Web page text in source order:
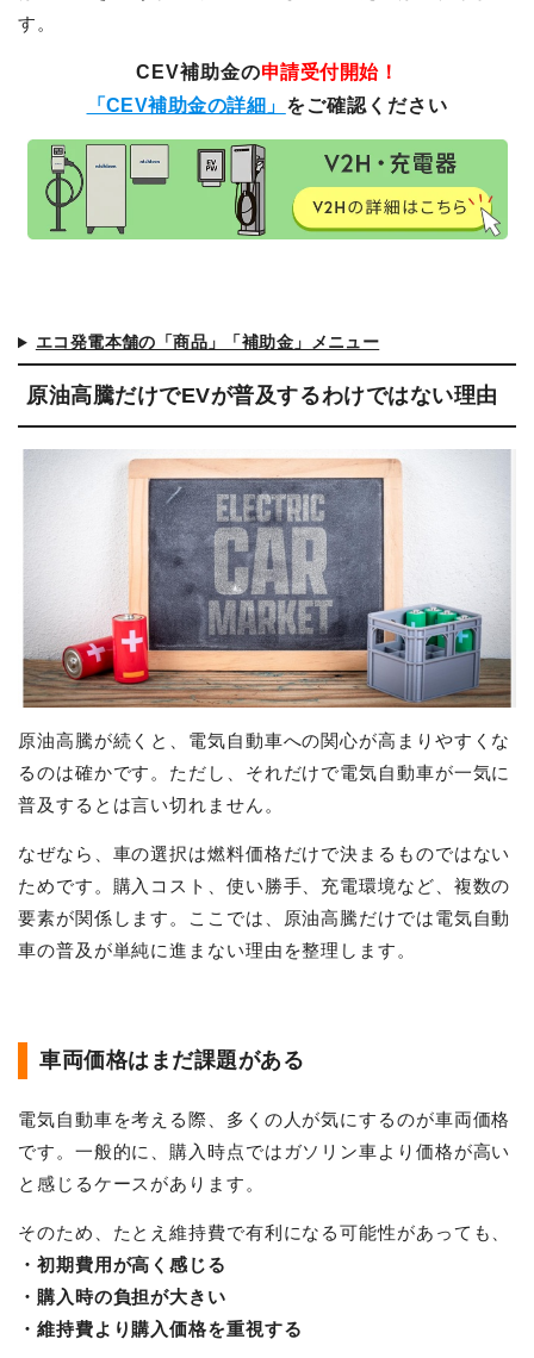
す。
CEV補助金の申請受付開始！
「CEV補助金の詳細」 をご確認ください
エコ発電本舗の「商品」「補助金」メニュー
原油高騰だけでEVが普及するわけではない理由
原油高騰が続くと、電気自動車への関心が高まりやすくな
るのは確かです。ただし、それだけで電気自動車が一気に
普及するとは言い切れません。
なぜなら、車の選択は燃料価格だけで決まるものではない
ためです。購入コスト、使い勝手、充電環境など、複数の
要素が関係します。ここでは、原油高騰だけでは電気自動
車の普及が単純に進まない理由を整理します。
車両価格はまだ課題がある
電気自動車を考える際、多くの人が気にするのが車両価格
です。一般的に、購入時点ではガソリン車より価格が高い
と感じるケースがあります。
そのため、たとえ維持費で有利になる可能性があっても、
・初期費用が高く感じる
・購入時の負担が大きい
・維持費より購入価格を重視する